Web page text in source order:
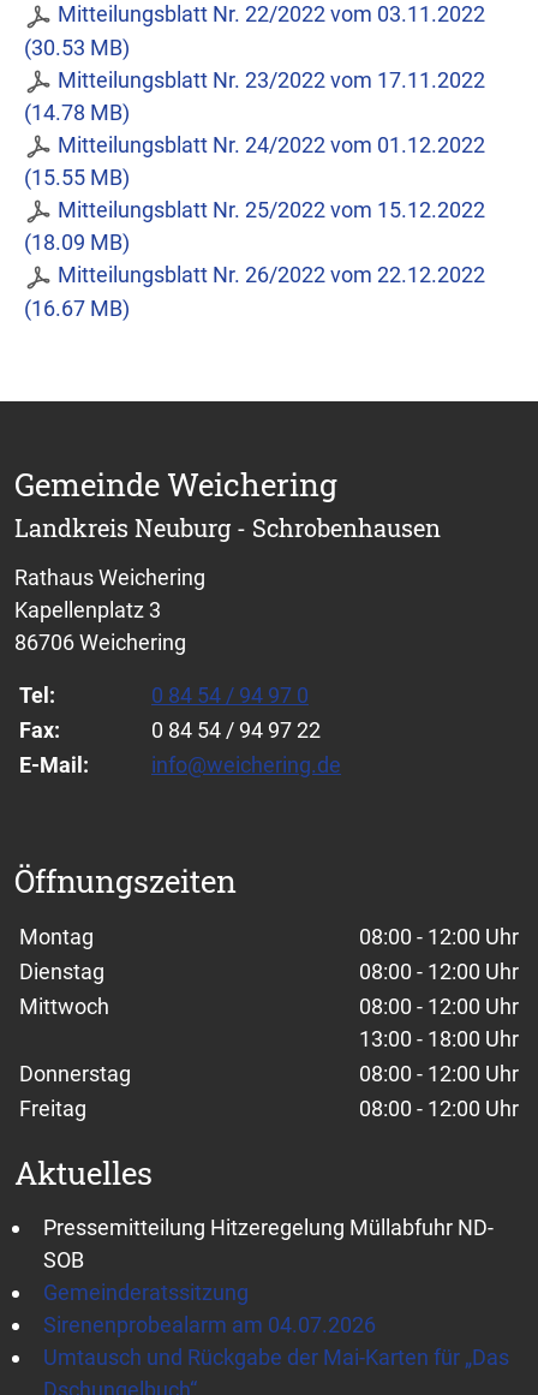
Mitteilungsblatt Nr. 22/2022 vom 03.11.2022
(30.53 MB)
Mitteilungsblatt Nr. 23/2022 vom 17.11.2022
(14.78 MB)
Mitteilungsblatt Nr. 24/2022 vom 01.12.2022
(15.55 MB)
Mitteilungsblatt Nr. 25/2022 vom 15.12.2022
(18.09 MB)
Mitteilungsblatt Nr. 26/2022 vom 22.12.2022
(16.67 MB)
Gemeinde Weichering
Landkreis Neuburg - Schrobenhausen
Rathaus Weichering
Kapellenplatz 3
86706 Weichering
Tel:
0 84 54 / 94 97 0
Fax:
0 84 54 / 94 97 22
E-Mail:
info@weichering.de
Öffnungszeiten
Wochentage / Monate
Öffnungszeiten / Hinweise
Montag
08:00 - 12:00 Uhr
Dienstag
08:00 - 12:00 Uhr
Mittwoch
08:00 - 12:00 Uhr
13:00 - 18:00 Uhr
Donnerstag
08:00 - 12:00 Uhr
Freitag
08:00 - 12:00 Uhr
Aktuelles
Pressemitteilung Hitzeregelung Müllabfuhr ND-
SOB
Gemeinderatssitzung
Sirenenprobealarm am 04.07.2026
Umtausch und Rückgabe der Mai-Karten für „Das
Dschungelbuch“